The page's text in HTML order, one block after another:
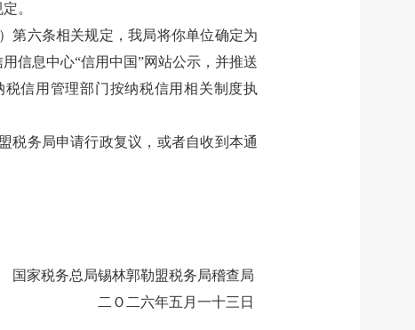
定。
第六条相关规定，我局将你单位确定为
信息中心“信用中国”网站公示，并推送
信用管理部门按纳税信用相关制度执
税务局申请行政复议，或者自收到本通
国家税务总局锡林郭勒盟税务局稽查局
二Ｏ二六年五月一十三日